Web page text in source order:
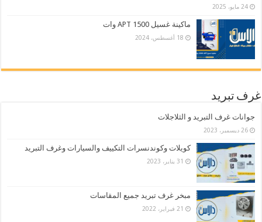
24 مايو، 2025
ماكينة غسيل APT 1500 وات
18 أغسطس، 2024
غرف تبريد
جوانات غرف التبريد و الثلاجلات
26 ديسمبر، 2023
كويلات وكوندنسرات التكييف والسيارات وغرف التبريد
31 يناير، 2023
مبخر غرف تبريد جميع المقاسات
21 فبراير، 2022